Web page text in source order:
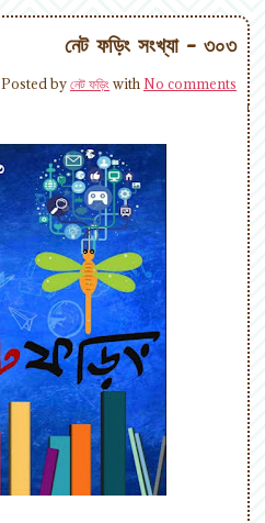
নেট ফড়িং সংখ্যা - ৩০৩
Posted byনেট ফড়িং withNo comments